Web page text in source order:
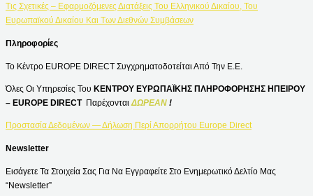
Τις Σχετικές – Εφαρμοζόμενες Διατάξεις Του Ελληνικού Δικαίου, Του
Ευρωπαϊκού Δικαίου Και Των Διεθνών Συμβάσεων
Πληροφορίες
Το Κέντρο EUROPE DIRECT Συγχρηματοδοτείται Από Την Ε.Ε.
Όλες Οι Υπηρεσίες Του ΚΕΝΤΡΟΥ ΕΥΡΩΠΑΪΚΗΣ ΠΛΗΡΟΦΟΡΗΣΗΣ ΗΠΕΙΡΟΥ
– EUROPE DIRECT Παρέχονται ΔΩΡΕΑΝ !
Προστασία Δεδομένων — Δήλωση Περί Απορρήτου Europe Direct
Newsletter
Εισάγετε Τα Στοιχεία Σας Για Να Εγγραφείτε Στο Ενημερωτικό Δελτίο Μας
“Newsletter”